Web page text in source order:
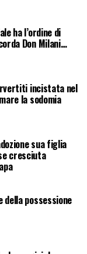
ha l’ordine di
Don Milani…
incistata nel
la sodomia
sua figlia
cresciuta
possessione